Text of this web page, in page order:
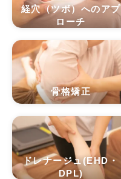
経穴（ツボ）へのアプ
ローチ
骨格矯正
ドレナージュ(EHD・
DPL)